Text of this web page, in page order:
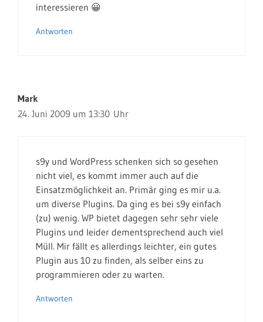
interessieren 😀
Antworten
Mark
24. Juni 2009 um 13:30 Uhr
s9y und WordPress schenken sich so gesehen
nicht viel, es kommt immer auch auf die
Einsatzmöglichkeit an. Primär ging es mir u.a.
um diverse Plugins. Da ging es bei s9y einfach
(zu) wenig. WP bietet dagegen sehr sehr viele
Plugins und leider dementsprechend auch viel
Müll. Mir fällt es allerdings leichter, ein gutes
Plugin aus 10 zu finden, als selber eins zu
programmieren oder zu warten.
Antworten